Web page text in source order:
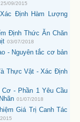
25/09/2015
Định Hàm Lượng
Định Thức Ăn Chăn
03/07/2018
- Nguyên tắc cơ bản
Thực Vật - Xác Định
Cơ - Phần 1 Yêu Cầu
01/07/2018
Giá Trị Canh Tác